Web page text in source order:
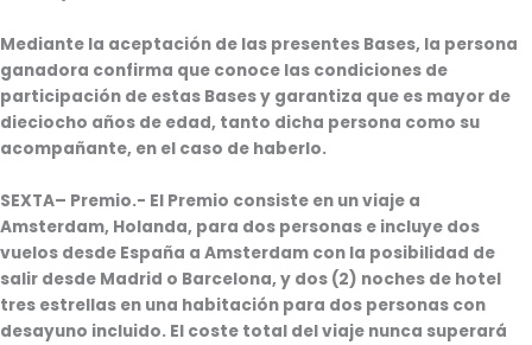
Mediante la aceptación de las presentes Bases, la persona
ganadora confirma que conoce las condiciones de
participación de estas Bases y garantiza que es mayor de
dieciocho años de edad, tanto dicha persona como su
acompañante, en el caso de haberlo.
SEXTA– Premio.- El Premio consiste en un viaje a
Amsterdam, Holanda, para dos personas e incluye dos
vuelos desde España a Amsterdam con la posibilidad de
salir desde Madrid o Barcelona, y dos (2) noches de hotel
tres estrellas en una habitación para dos personas con
desayuno incluido. El coste total del viaje nunca superará